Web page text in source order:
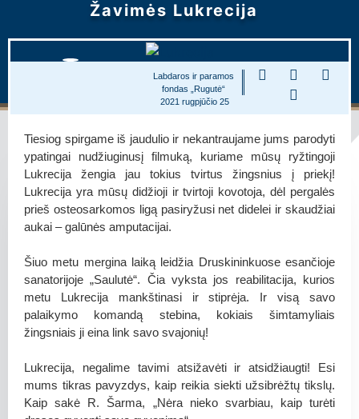
Žavimės Lukrecija
Labdaros ir paramos
fondas „Rugutė“
2021 rugpjūčio 25
Tiesiog spirgame iš jaudulio ir nekantraujame jums parodyti
ypatingai nudžiuginusį filmuką, kuriame mūsų ryžtingoji
Lukrecija žengia jau tokius tvirtus žingsnius į priekį!
Lukrecija yra mūsų didžioji ir tvirtoji kovotoja, dėl pergalės
prieš osteosarkomos ligą pasiryžusi net didelei ir skaudžiai
aukai – galūnės amputacijai.
Šiuo metu mergina laiką leidžia Druskininkuose esančioje
sanatorijoje „Saulutė“. Čia vyksta jos reabilitacija, kurios
metu Lukrecija mankštinasi ir stiprėja. Ir visą savo
palaikymo komandą stebina, kokiais šimtamyliais
žingsniais ji eina link savo svajonių!
Lukrecija, negalime tavimi atsižavėti ir atsidžiaugti! Esi
mums tikras pavyzdys, kaip reikia siekti užsibrėžtų tikslų.
Kaip sakė R. Šarma, „Nėra nieko svarbiau, kaip turėti